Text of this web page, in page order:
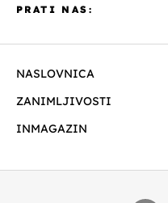
NASLOVNICA
ZANIMLJIVOSTI
INMAGAZIN
PRATI NAS: